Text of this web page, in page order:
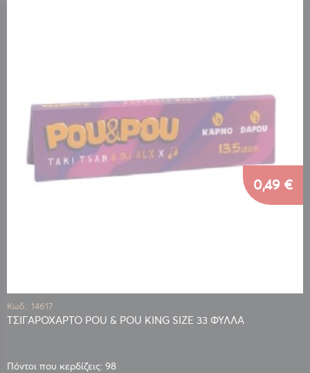
Κωδ.: 14617
ΤΣΙΓΑΡΟΧΑΡΤΟ POU & POU KING SIZE 33 ΦΥΛΛΑ
Πόντοι που κερδίζεις: 98
0,49 €